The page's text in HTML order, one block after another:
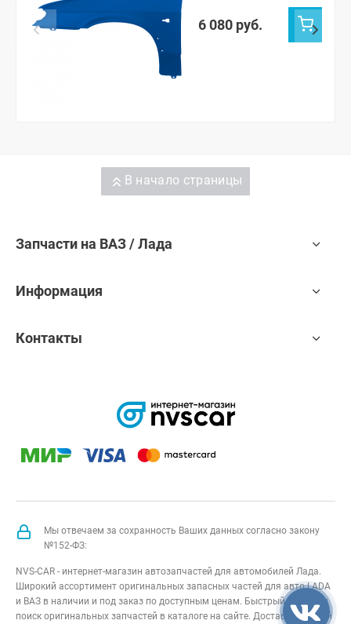
6 080 руб.
В начало страницы
Запчасти на ВАЗ / Лада
Информация
Контакты
Мы отвечаем за сохранность Ваших данных согласно закону
№152-ФЗ:
NVS-CAR - интернет-магазин автозапчастей для автомобилей Лада.
Широкий ассортимент оригинальных запасных частей для авто LADA
и ВАЗ в наличии и под заказ по доступным ценам. Быстрый подбор и
поиск оригинальных запчастей в каталоге на сайте. Доставка по всей